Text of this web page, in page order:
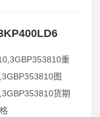
重
图
货期